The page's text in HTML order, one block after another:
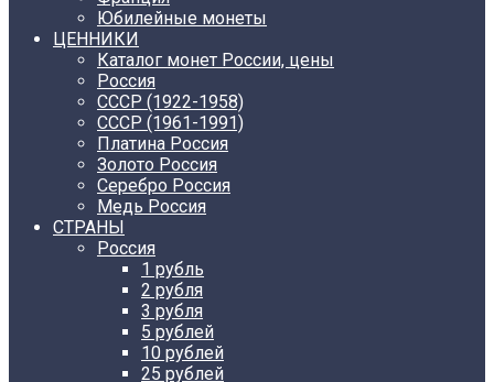
Юбилейные монеты
ЦЕННИКИ
Каталог монет России, цены
Россия
СССР (1922-1958)
CCCР (1961-1991)
Платина Россия
Золото Россия
Серебро Россия
Медь Россия
СТРАНЫ
Россия
1 рубль
2 рубля
3 рубля
5 рублей
10 рублей
25 рублей